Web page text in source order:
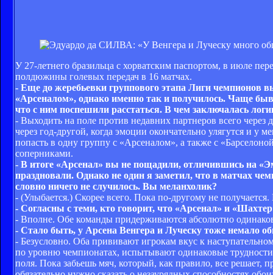
У 27-летнего бразильца с хорватским паспортом, в июле
полдюжины голевых передач в 16 матчах.
- Еще до жеребьевки группового этапа Лиги чемпионов
«Арсеналом», однако именно так и получилось. Чаще
что с ним поспешили расстаться. В чем заключалась
- Выходить на поле против недавних партнеров всего через
через год-другой, когда эмоции окончательно улягутся и
попасть в одну группу с «Арсеналом», а также с
соперниками.
- В итоге «Арсенал» вы не пощадили, отличившись на
праздновали. Однако не один я заметил, что в матчах
словно ничего не случилось. Вы меланхолик?
- (Улыбается.) Скорее всего. Пока по-другому не
- Согласны с теми, кто говорит, что «Арсенал» и
- Вполне. Обе команды придерживаются абсолютно
- Стало быть, у Арсена Венгера и Луческу тоже немало
- Безусловно. Оба прививают игрокам вкус к
по уровню чемпионатах, испытывают одинаковые
поля. Пока забьешь мяч, который, как правило, все